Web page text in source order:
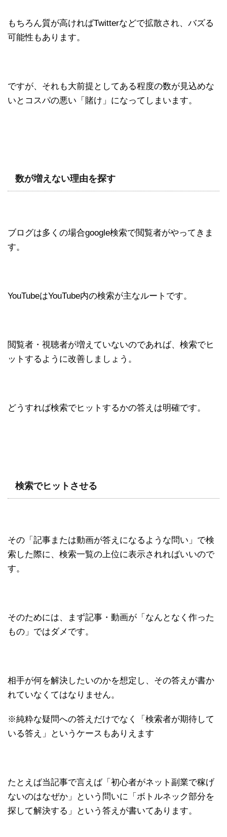
もちろん質が高ければTwitterなどで拡散され、バズる
可能性もあります。
ですが、それも大前提としてある程度の数が見込めな
いとコスパの悪い「賭け」になってしまいます。
数が増えない理由を探す
ブログは多くの場合google検索で閲覧者がやってきま
す。
YouTubeはYouTube内の検索が主なルートです。
閲覧者・視聴者が増えていないのであれば、検索でヒ
ットするように改善しましょう。
どうすれば検索でヒットするかの答えは明確です。
検索でヒットさせる
その「記事または動画が答えになるような問い」で検
索した際に、検索一覧の上位に表示されればいいので
す。
そのためには、まず記事・動画が「なんとなく作った
もの」ではダメです。
相手が何を解決したいのかを想定し、その答えが書か
れていなくてはなりません。
※純粋な疑問への答えだけでなく「検索者が期待して
いる答え」というケースもありえます
たとえば当記事で言えば「初心者がネット副業で稼げ
ないのはなぜか」という問いに「ボトルネック部分を
探して解決する」という答えが書いてあります。